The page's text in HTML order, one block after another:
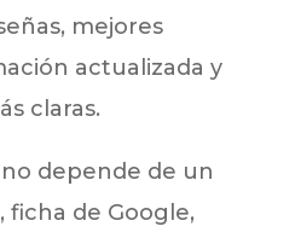
mejores
actualizada y
claras.
depende de un
ficha de Google,